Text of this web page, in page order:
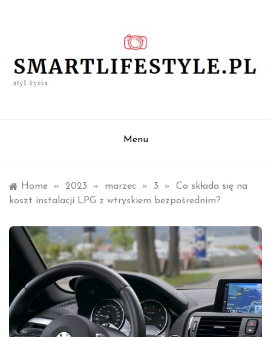
Menu
Home » 2023 » marzec » 3 »
Co składa się na
koszt instalacji LPG z wtryskiem bezpośrednim?